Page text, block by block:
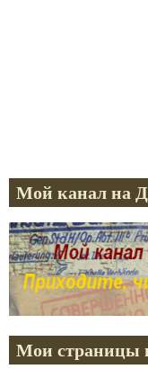
Мой канал на
Мои страницы